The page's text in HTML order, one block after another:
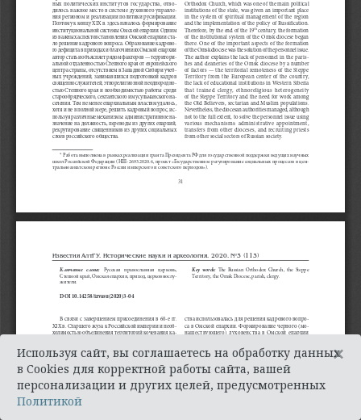
Используя сайт, вы соглашаетесь на обработку данных
в Cookies для корректной работы сайта, вашей
персонализации и других целей, предусмотренных
Политикой
×